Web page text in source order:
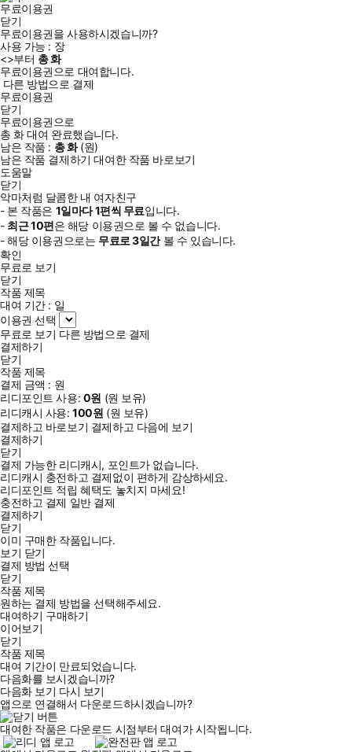
무료이용권
닫기
무료이용권을 사용하시겠습니까?
사용 가능 : 장
<>부터 총화
무료이용권으로 대여합니다.
다른 방법으로 결제
무료이용권
닫기
무료이용권으로
총 화대여 완료했습니다.
남은 작품 : 총화(원)
남은 작품 결제하기 대여한 작품 바로보기
도움말
닫기
악마처럼 달콤한 내 여자친구
- 본 작품은 1일마다1편씩 무료입니다.
- 최근10편은 해당 이용권으로 볼 수 없습니다.
- 해당 이용권으로는 무료로3일간볼 수 있습니다.
확인
무료로 보기
닫기
작품 제목
대여 기간 : 일
이용권 선택
무료로 보기 다른 방법으로 결제
결제하기
닫기
작품 제목
결제 금액 : 원
리디포인트 사용: 0원 (원 보유)
리디캐시 사용:100원 (원 보유)
결제하고 바로보기 결제하고 다음에 보기
결제하기
닫기
결제 가능한 리디캐시, 포인트가 없습니다.
리디캐시 충전하고 결제없이 편하게 감상하세요.
리디포인트 적립 혜택도 놓치지 마세요!
충전하고 결제 일반 결제
결제하기
닫기
이미 구매한 작품입니다.
보기 닫기
결제 방법 선택
닫기
작품 제목
원하는 결제 방법을 선택해주세요.
대여하기 구매하기
이어보기
닫기
작품 제목
대여 기간이 만료되었습니다.
다음화를 보시겠습니까?
다음화 보기 다시 보기
앱으로 연결해서 다운로드하시겠습니까?
대여한 작품은 다운로드 시점부터 대여가 시작됩니다.